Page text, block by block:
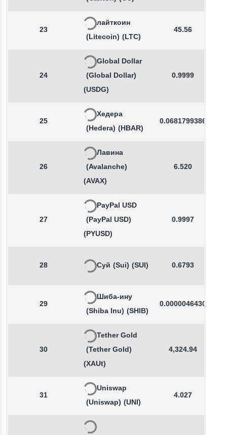
23
лайткоин
(Litecoin) (LTC)
45.56
24
Global Dollar
(Global Dollar)
(USDG)
0.9999
25
Хедера
(Hedera) (HBAR)
0.0681799386
26
Лавина
(Avalanche)
(AVAX)
6.520
27
PayPal USD
(PayPal USD)
(PYUSD)
0.9997
28 Суй (Sui) (SUI) 0.6793
29
Шиба-ину
(Shiba Inu) (SHIB)
0.0000046430
30
Tether Gold
(Tether Gold)
(XAUt)
4,324.94
31
Uniswap
(Uniswap) (UNI)
4.027